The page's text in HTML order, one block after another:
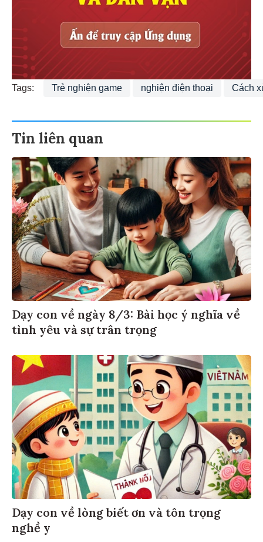
Tags: Trẻ nghiện game nghiện điện thoại Cách
Tin liên quan
Dạy con về ngày 8/3: Bài học ý nghĩa về
tình yêu và sự trân trọng
Dạy con về lòng biết ơn và tôn trọng
nghề y